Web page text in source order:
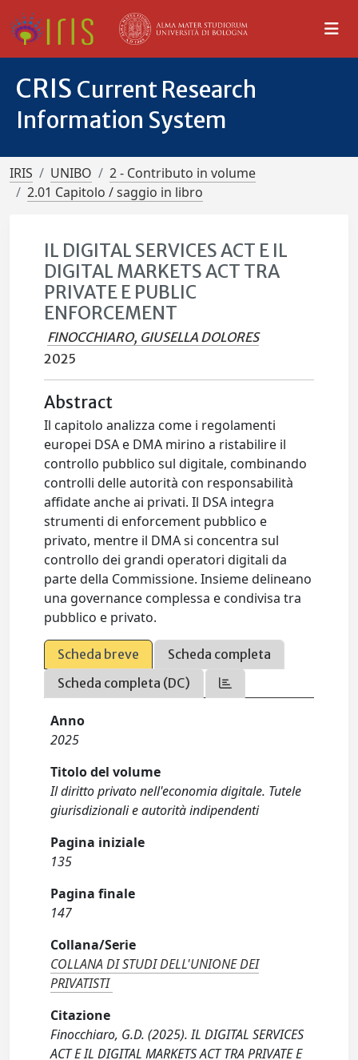
CRIS Current Research
Information System
IRIS UNIBO
2 - Contributo in volume
2.01 Capitolo / saggio in libro
IL DIGITAL SERVICES ACT E IL
DIGITAL MARKETS ACT TRA
PRIVATE E PUBLIC
ENFORCEMENT
FINOCCHIARO, GIUSELLA DOLORES
2025
Abstract
Il capitolo analizza come i regolamenti
europei DSA e DMA mirino a ristabilire il
controllo pubblico sul digitale, combinando
controlli delle autorità con responsabilità
affidate anche ai privati. Il DSA integra
strumenti di enforcement pubblico e
privato, mentre il DMA si concentra sul
controllo dei grandi operatori digitali da
parte della Commissione. Insieme delineano
una governance complessa e condivisa tra
pubblico e privato.
Scheda breve
Scheda completa
Scheda completa (DC)
Anno
2025
Titolo del volume
Il diritto privato nell'economia digitale. Tutele
giurisdizionali e autorità indipendenti
Pagina iniziale
135
Pagina finale
147
Collana/Serie
COLLANA DI STUDI DELL'UNIONE DEI
PRIVATISTI
Citazione
Finocchiaro, G.D. (2025). IL DIGITAL SERVICES
ACT E IL DIGITAL MARKETS ACT TRA PRIVATE E